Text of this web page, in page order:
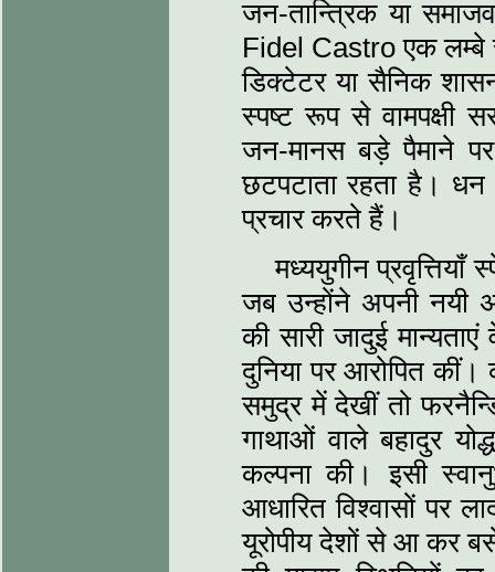
जन-तान्त्रिक या
Fidel Castro एक
डिक्टेटर या सैनिक
स्पष्ट रूप से वामपक्षी
जन-मानस बड़े पैमाने
छटपटाता रहता है।
प्रचार करते हैं।
मध्ययुगीन
जब उन्होंने अपनी नयी
की सारी जादुई
दुनिया पर आरोपित कीं।
समुद्र में देखीं तो
गाथाओं वाले बहादुर
कल्पना की। इसी
आधारित विश्वासों पर
यूरोपीय देशों से आ कर